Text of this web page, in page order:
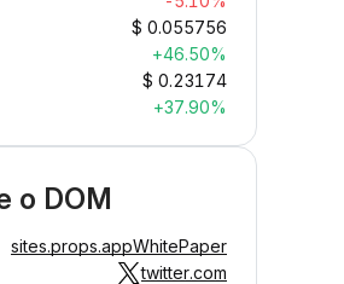
$ 0.055756
+46.50%
$ 0.23174
+37.90%
о DOM
sites.props.appWhitePaper
twitter.com